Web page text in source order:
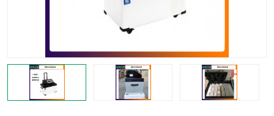
LB-4200高锰酸盐指数仪 LB-62便携式烟气分析仪
烟尘烟气设备 大气采样器
粉尘设备